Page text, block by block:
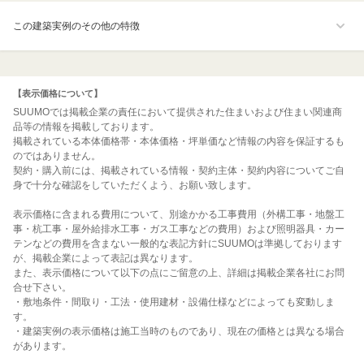
この建築実例のその他の特徴
【表示価格について】
SUUMOでは掲載企業の責任において提供された住まいおよび住まい関連商
品等の情報を掲載しております。
掲載されている本体価格帯・本体価格・坪単価など情報の内容を保証するも
のではありません。
契約・購入前には、掲載されている情報・契約主体・契約内容についてご自
身で十分な確認をしていただくよう、お願い致します。
表示価格に含まれる費用について、別途かかる工事費用（外構工事・地盤工
事・杭工事・屋外給排水工事・ガス工事などの費用）および照明器具・カー
テンなどの費用を含まない一般的な表記方針にSUUMOは準拠しております
が、掲載企業によって表記は異なります。
また、表示価格について以下の点にご留意の上、詳細は掲載企業各社にお問
合せ下さい。
・敷地条件・間取り・工法・使用建材・設備仕様などによっても変動しま
す。
・建築実例の表示価格は施工当時のものであり、現在の価格とは異なる場合
があります。